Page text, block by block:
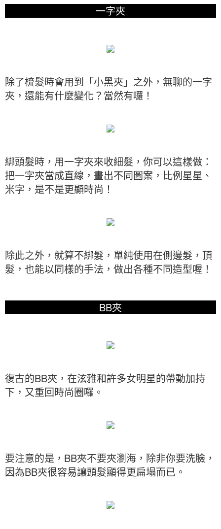
一字夾
除了梳髮時會用到「小黑夾」之外，無聊的一字
夾，還能有什麼變化？當然有囉！
綁頭髮時，用一字夾來收細髮，你可以這樣做：
把一字夾當成直線，畫出不同圖案，比例星星、
米字，是不是更顯時尚！
除此之外，就算不綁髮，單純使用在側邊髮，頂
髮，也能以同樣的手法，做出各種不同造型喔！
BB夾
復古的BB夾，在泫雅和許多女明星的帶動加持
下，又重回時尚圈囉。
要注意的是，BB夾不要夾瀏海，除非你要洗臉，
因為BB夾很容易讓頭髮顯得更扁塌而已。